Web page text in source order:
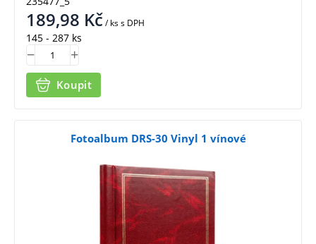
189,98 Kč/ kss DPH
145 - 287 ks
Koupit
Fotoalbum DRS-30 Vinyl 1 vínové